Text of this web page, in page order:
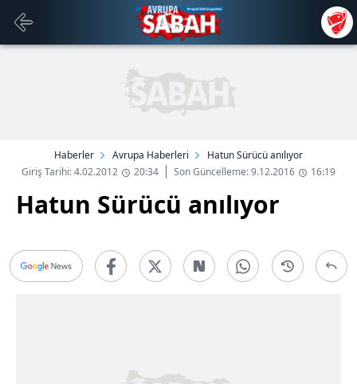
Haberler Avrupa Haberleri
Hatun Sürücü anılıyor
Giriş Tarihi: 4.02.2012
20:34 Son Güncelleme: 9.12.2016 16:19
Hatun Sürücü anılıyor